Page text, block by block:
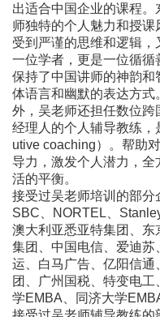
出适合中国企业的课程
师独特的个人魅力和授
受到严谨的思维和逻辑
一位学者，更是一位循
保持了中国讲师的神韵
体语言和幽默的表达方式
外，吴老师还担任数位
经理人的个人辅导教练
utive coaching）。帮助
导力，激发个人潜力，
活的平衡。
接受过吴老师培训的部
SBC、NORTEL、
澳大利亚悉亚特集团、
集团、中国电信、爱迪
运、白马广告、亿阳信
团、广州国税、特变电
学EMBA、同济大学